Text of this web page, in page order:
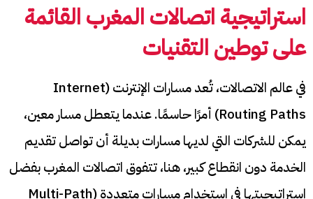
استراتيجية اتصالات المغربالقائمة
على توطين التقنيات
في عالم الاتصالات، تُعد مسارات الإنترنت (Internet
Routing Paths) أمرًا حاسمًا. عندما يتعطل مسار معين،
يمكن للشركات التي لديها مسارات بديلة أن تواصل تقديم
الخدمة دون انقطاع كبير، هنا، تتفوق اتصالات المغرب بفضل
استراتيجيتها في استخدام مسارات متعددة (Multi-Path